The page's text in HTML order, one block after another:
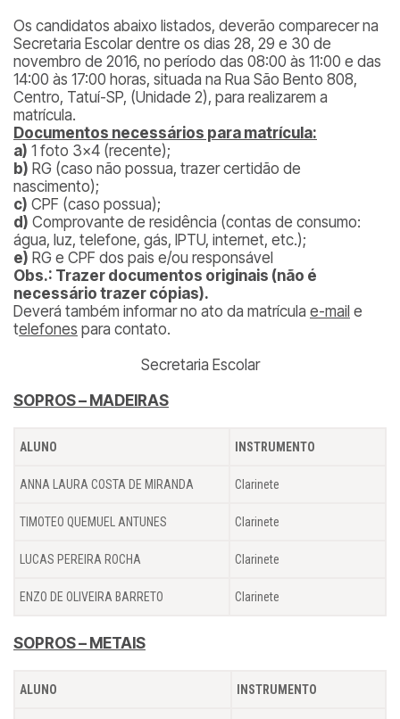
Os candidatos abaixo listados, deverão comparecer na
Secretaria Escolar dentre os dias 28, 29 e 30 de
novembro de 2016, no período das 08:00 às 11:00 e das
14:00 às 17:00 horas, situada na Rua São Bento 808,
Centro, Tatuí-SP, (Unidade 2), para realizarem a
matrícula.
Documentos necessários para matrícula:
a) 1 foto 3×4 (recente);
b) RG (caso não possua, trazer certidão de
nascimento);
c) CPF (caso possua);
d) Comprovante de residência (contas de consumo:
água, luz, telefone, gás, IPTU, internet, etc.);
e) RG e CPF dos pais e/ou responsável
Obs.: Trazer documentos originais (não é
necessário trazer cópias).
Deverá também informar no ato da matrícula e-mail e
telefones para contato.
Secretaria Escolar
SOPROS – MADEIRAS
ALUNO INSTRUMENTO
ANNA LAURA COSTA DE MIRANDA Clarinete
TIMOTEO QUEMUEL ANTUNES Clarinete
LUCAS PEREIRA ROCHA Clarinete
ENZO DE OLIVEIRA BARRETO Clarinete
SOPROS – METAIS
ALUNO INSTRUMENTO